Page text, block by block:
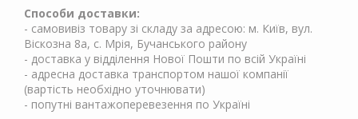
Способи доставки:
- самовивіз товару зі складу за адресою: м. Київ, вул.
Віскозна 8а, с. Мрія, Бучанського району
- доставка у відділення Нової Пошти по всій Україні
- адресна доставка транспортом нашої компанії
(вартість необхідно уточнювати)
- попутні вантажоперевезення по Україні